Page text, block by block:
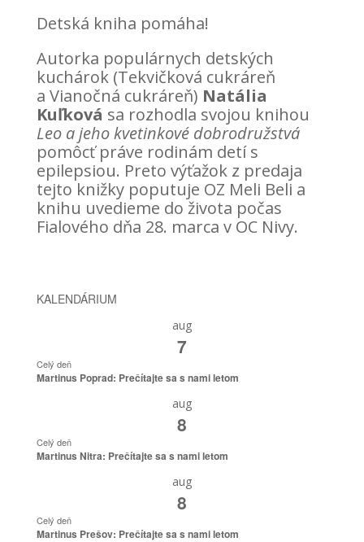
Detská kniha pomáha!
Autorka populárnych detských
kuchárok (Tekvičková cukráreň
a Vianočná cukráreň) Natália
Kuľková sa rozhodla svojou knihou
Leo a jeho kvetinkové dobrodružstvá
pomôcť práve rodinám detí s
epilepsiou. Preto výťažok z predaja
tejto knižky poputuje OZ Meli Beli a
knihu uvedieme do života počas
Fialového dňa 28. marca v OC Nivy.
KALENDÁRIUM
aug
7
Celý deň
Martinus Poprad: Prečítajte sa s nami letom
aug
8
Celý deň
Martinus Nitra: Prečítajte sa s nami letom
aug
8
Celý deň
Martinus Prešov: Prečítajte sa s nami letom